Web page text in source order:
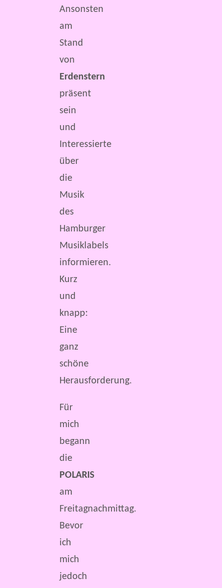
Ansonsten
am
Stand
von
Erdenstern
präsent
sein
und
Interessierte
über
die
Musik
des
Hamburger
Musiklabels
informieren.
Kurz
und
knapp:
Eine
ganz
schöne
Herausforderung.
Für
mich
begann
die
POLARIS
am
Freitagnachmittag.
Bevor
ich
mich
jedoch